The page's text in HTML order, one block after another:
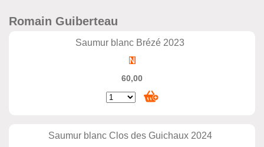
Romain Guiberteau
Saumur blanc Brézé 2023
60,00
Saumur blanc Clos des Guichaux 2024